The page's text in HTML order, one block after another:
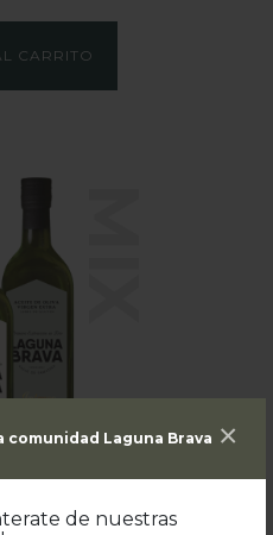
comunidad Laguna Brava
de nuestras
×
CARRITO
MIX